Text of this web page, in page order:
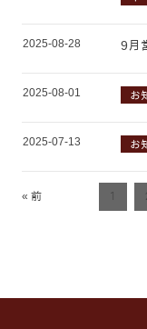
2025-08-28 9月
2025-08-01 お
2025-07-13 お
« 前 1